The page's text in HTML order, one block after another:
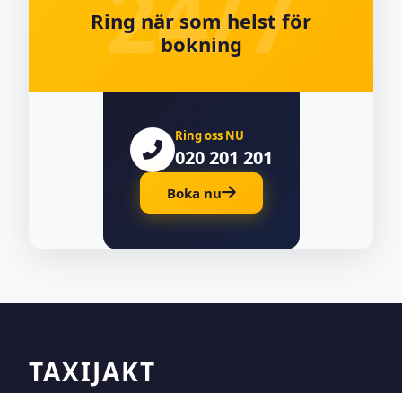
Ring när som helst för
bokning
Ring oss NU
020 201 201
Boka nu
TAXIJAKT